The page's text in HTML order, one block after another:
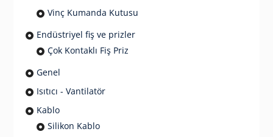
Vinç Kumanda Kutusu
Endüstriyel fiş ve prizler
Çok Kontaklı Fiş Priz
Genel
Isıtıcı - Vantilatör
Kablo
Silikon Kablo